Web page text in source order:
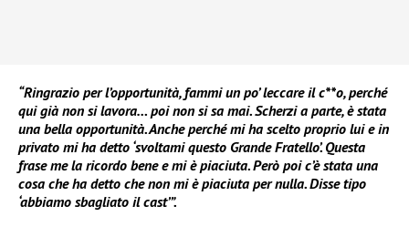
“Ringrazio per l’opportunità, fammi un po’ leccare il c**o, perché
qui già non si lavora… poi non si sa mai. Scherzi a parte, è stata
una bella opportunità. Anche perché mi ha scelto proprio lui e in
privato mi ha detto ‘svoltami questo Grande Fratello’. Questa
frase me la ricordo bene e mi è piaciuta. Però poi c’è stata una
cosa che ha detto che non mi è piaciuta per nulla. Disse tipo
‘abbiamo sbagliato il cast’”.